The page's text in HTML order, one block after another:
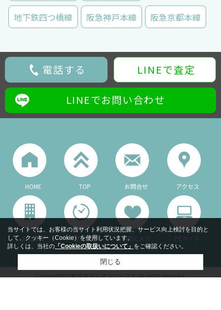
地下鉄四つ橋線 阪急神戸本線 阪急京都本線
電話する LINEで査定
LINEでお問い合わせ
HOME TOP お問合せ アクセス
会社概要 閲覧履歴 お気に入り PCサイト
Copyright(c) 株式会社レオンワークス All rights reserved.
当サイトでは、お客様の当サイト利用状況把握、サービス向上検討を目的と
して、クッキー（Cookie）を使用しています。
詳しくは、当社の 「Cookieの取扱いについて」 をご確認ください。
閉じる